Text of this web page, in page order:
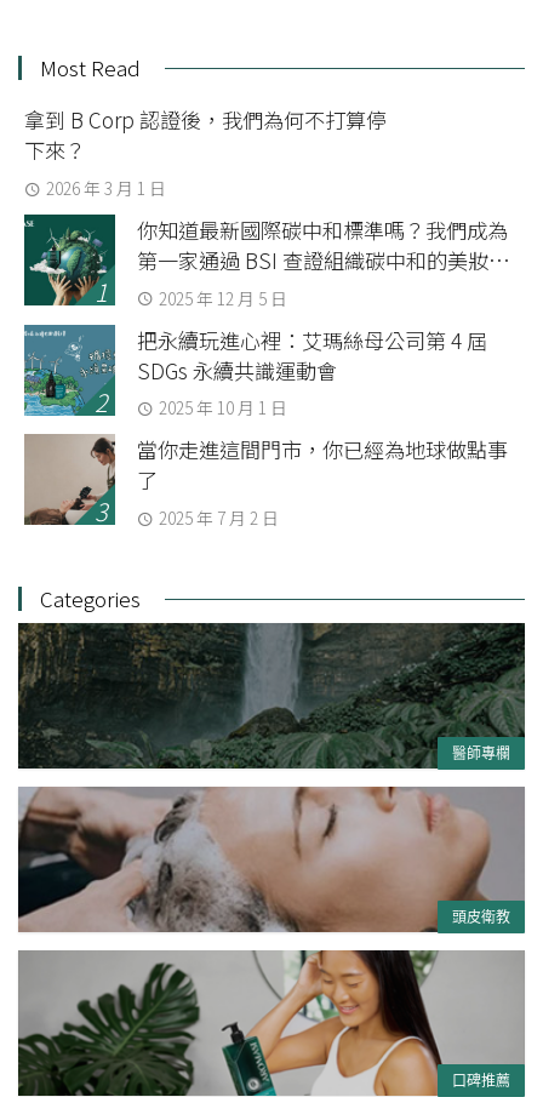
Most Read
拿到 B Corp 認證後，我們為何不打算停
下來？
2026 年 3 月 1 日
你知道最新國際碳中和標準嗎？我們成為
第一家通過 BSI 查證組織碳中和的美妝品
牌 2025 年 12 月 5 日
把永續玩進心裡：艾瑪絲母公司第 4 屆
SDGs 永續共識運動會
2025 年 10 月 1 日
當你走進這間門市，你已經為地球做點事
了
2025 年 7 月 2 日
Categories
醫師專欄
頭皮衛教
口碑推薦